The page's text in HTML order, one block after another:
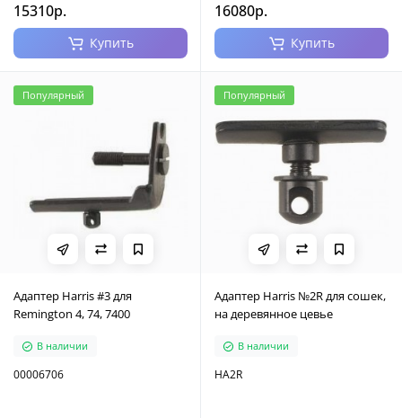
15310р.
Купить
16080р.
Купить
Популярный
Адаптер Harris #3 для
Remington 4, 74, 7400
В наличии
00006706
Популярный
Адаптер Harris №2R для сошек,
на деревянное цевье
В наличии
HA2R